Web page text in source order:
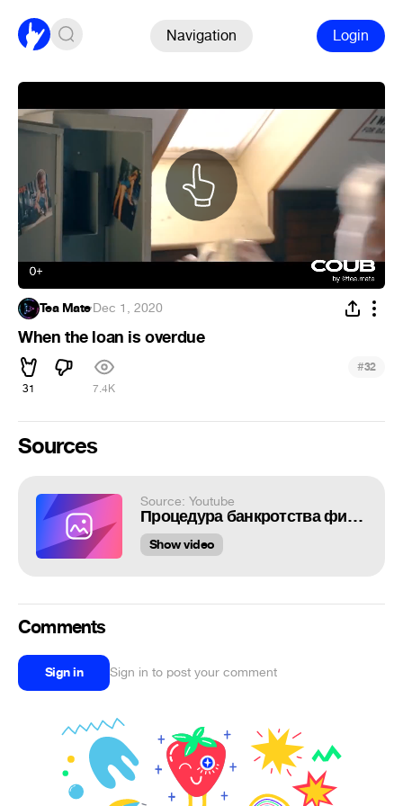
Navigation Login
Tea Mate·Dec 1, 2020
When the loan is overdue
31 7.4K
#32
Sources
Source: Youtube
Процедура банкротства физических лиц [ фильм ] ( в 2021 году )
Show video
Comments
Sign in Sign in to post your comment